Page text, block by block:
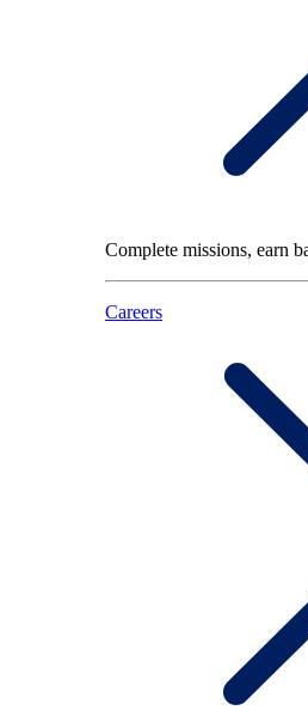
Complete missions, earn
Careers